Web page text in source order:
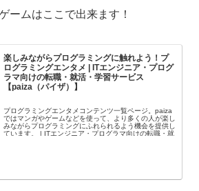
ームはここで出来ます！
楽しみながらプログラミングに触れよう！プ
ログラミングエンタメ | ITエンジニア・プログ
ラマ向けの転職・就活・学習サービス
【paiza（パイザ）】
プログラミングエンタメコンテンツ一覧ページ。paiza
ではマンガやゲームなどを使って、より多くの人が楽し
みながらプログラミングにふれられるよう機会を提供し
ています。 | ITエンジニア・プログラマ向けの転職・就